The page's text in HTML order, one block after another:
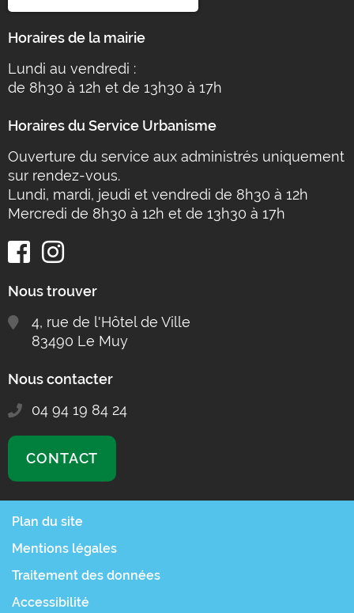
Horaires de la mairie
Lundi au vendredi :
de 8h30 à 12h et de 13h30 à 17h
Horaires du Service Urbanisme
Ouverture du service aux administrés uniquement
sur rendez-vous.
Lundi, mardi, jeudi et vendredi de 8h30 à 12h
Mercredi de 8h30 à 12h et de 13h30 à 17h
Nous trouver
4, rue de l'Hôtel de Ville
83490 Le Muy
Nous contacter
04 94 19 84 24
CONTACT
Plan du site
Mentions légales
Traitement des données
Accessibilité